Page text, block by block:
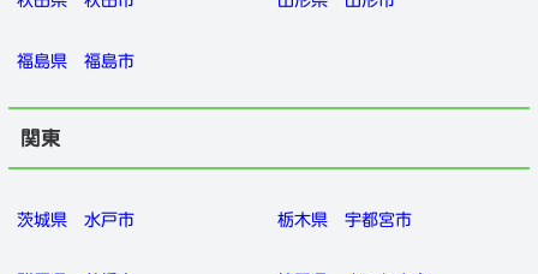
福島県 福島市
関東
茨城県 水戸市 栃木県 宇都宮市